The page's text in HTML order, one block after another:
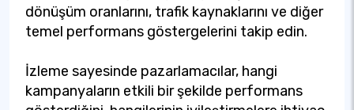
dönüşüm oranlarını, trafik kaynaklarını ve diğer
temel performans göstergelerini takip edin.
İzleme sayesinde pazarlamacılar, hangi
kampanyaların etkili bir şekilde performans